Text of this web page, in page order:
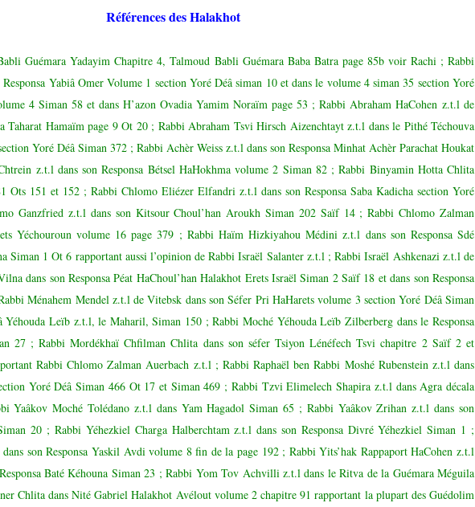
Références des Halakhot
Guémara Yadayim Chapitre 4, Talmoud Babli Guémara Baba Batra page 85b voir Rachi ; Rabbi
Yabiâ Omer Volume 1 section Yoré Déâ siman 10 et dans le volume 4 siman 35 section Yoré
4 Siman 58 et dans H’azon Ovadia Yamim Noraïm page 53 ; Rabbi Abraham HaCohen z.t.l de
Taharat Hamaïm page 9 Ot 20 ; Rabbi Abraham Tsvi Hirsch Aizenchtayt z.t.l dans le Pithé Téchouva
Yoré Déâ Siman 372 ; Rabbi Achèr Weiss z.t.l dans son Responsa Minhat Achèr Parachat Houkat
z.t.l dans son Responsa Bétsel HaHokhma volume 2 Siman 82 ; Rabbi Binyamin Hotta Chlita
Ots 151 et 152 ; Rabbi Chlomo Eliézer Elfandri z.t.l dans son Responsa Saba Kadicha section Yoré
Ganzfried z.t.l dans son Kitsour Choul’han Aroukh Siman 202 Saïf 14 ; Rabbi Chlomo Zalman
Yéchouroun volume 16 page 379 ; Rabbi Haïm Hizkiyahou Médini z.t.l dans son Responsa Sdé
Siman 1 Ot 6 rapportant aussi l’opinion de Rabbi Israël Salanter z.t.l ; Rabbi Israël Ashkenazi z.t.l de
dans son Responsa Péat HaChoul’han Halakhot Erets Israël Siman 2 Saïf 18 et dans son Responsa
Ménahem Mendel z.t.l de Vitebsk dans son Séfer Pri HaHarets volume 3 section Yoré Déâ Siman
Yéhouda Leïb z.t.l, le Maharil, Siman 150 ; Rabbi Moché Yéhouda Leïb Zilberberg dans le Responsa
27 ; Rabbi Mordékhaï Chfilman Chlita dans son séfer Tsiyon Lénéfech Tsvi chapitre 2 Saïf 2 et
Rabbi Chlomo Zalman Auerbach z.t.l ; Rabbi Raphaël ben Rabbi Moshé Rubenstein z.t.l dans
Yoré Déâ Siman 466 Ot 17 et Siman 469 ; Rabbi Tzvi Elimelech Shapira z.t.l dans Agra décala
Yaâkov Moché Tolédano z.t.l dans Yam Hagadol Siman 65 ; Rabbi Yaâkov Zrihan z.t.l dans son
20 ; Rabbi Yéhezkiel Charga Halberchtam z.t.l dans son Responsa Divré Yéhezkiel Siman 1 ;
son Responsa Yaskil Avdi volume 8 fin de la page 192 ; Rabbi Yits’hak Rappaport HaCohen z.t.l
Baté Kéhouna Siman 23 ; Rabbi Yom Tov Achvilli z.t.l dans le Ritva de la Guémara Méguila
Chlita dans Nité Gabriel Halakhot Avélout volume 2 chapitre 91 rapportant la plupart des Guédolim